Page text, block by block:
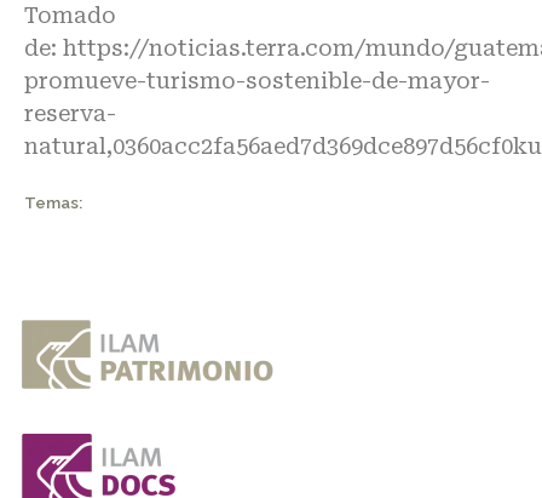
Tomado
de: https://noticias.terra.com/mundo/
promueve-turismo-sostenible-de-mayor-
reserva-
natural
Temas: